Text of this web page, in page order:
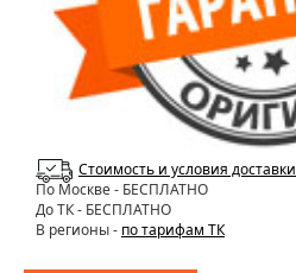
Стоимость и условия доставки
По Москве- БЕСПЛАТНО
До ТК - БЕСПЛАТНО
В регионы - по тарифам ТК